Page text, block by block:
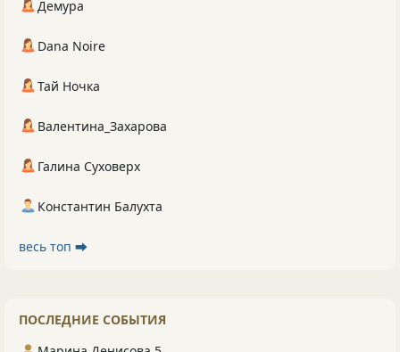
Демура
Dana Noire
Тай Ночка
Валентина_Захарова
Галина Суховерх
Константин Балухта
весь топ ⮕
ПОСЛЕДНИЕ СОБЫТИЯ